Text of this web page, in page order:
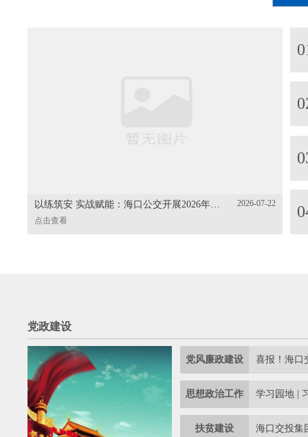
以练筑安 实战赋能：海口公交开展2026年“安全生产月”综合应急演练
2026-07-22
点击查看
党政建设
党风廉政建设
思想政治工作
扶贫建设